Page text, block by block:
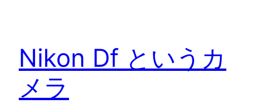
Nikon Df というカ
メラ